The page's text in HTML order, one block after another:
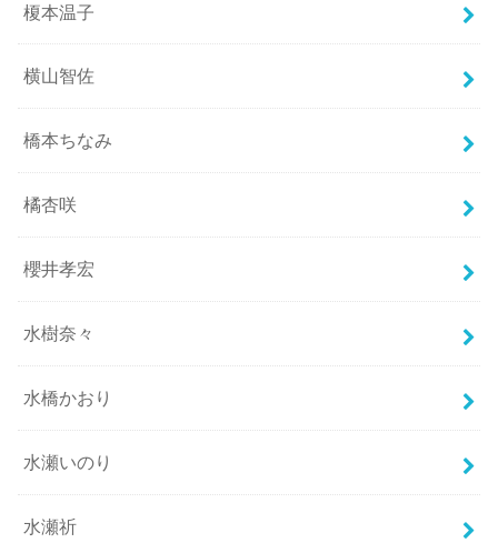
榎本温子
横山智佐
橋本ちなみ
橘杏咲
櫻井孝宏
水樹奈々
水橋かおり
水瀬いのり
水瀬祈